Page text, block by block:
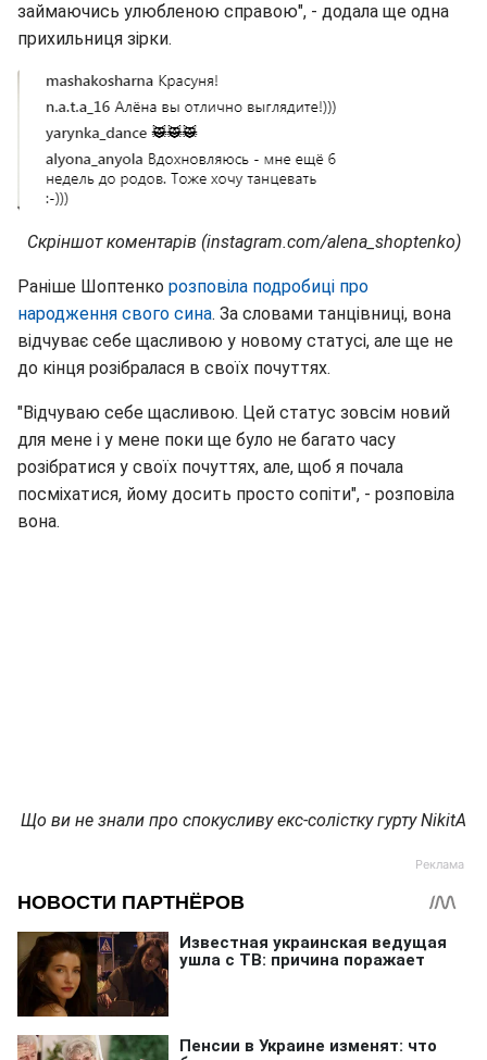
займаючись улюбленою справою", - додала ще одна
прихильниця зірки.
Скріншот коментарів (instagram.com/alena_shoptenko)
Раніше Шоптенко розповіла подробиці про
народження свого сина. За словами танцівниці, вона
відчуває себе щасливою у новому статусі, але ще не
до кінця розібралася в своїх почуттях.
"Відчуваю себе щасливою. Цей статус зовсім новий
для мене і у мене поки ще було не багато часу
розібратися у своїх почуттях, але, щоб я почала
посміхатися, йому досить просто сопіти", - розповіла
вона.
Що ви не знали про спокусливу екс-солістку гурту NikitA